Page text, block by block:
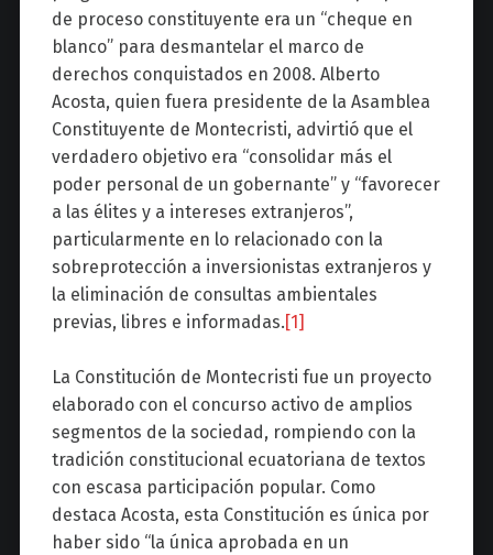
de proceso constituyente era un “cheque en
blanco” para desmantelar el marco de
derechos conquistados en 2008. Alberto
Acosta, quien fuera presidente de la Asamblea
Constituyente de Montecristi, advirtió que el
verdadero objetivo era “consolidar más el
poder personal de un gobernante” y “favorecer
a las élites y a intereses extranjeros”,
particularmente en lo relacionado con la
sobreprotección a inversionistas extranjeros y
la eliminación de consultas ambientales
previas, libres e informadas.[1]
La Constitución de Montecristi fue un proyecto
elaborado con el concurso activo de amplios
segmentos de la sociedad, rompiendo con la
tradición constitucional ecuatoriana de textos
con escasa participación popular. Como
destaca Acosta, esta Constitución es única por
haber sido “la única aprobada en un